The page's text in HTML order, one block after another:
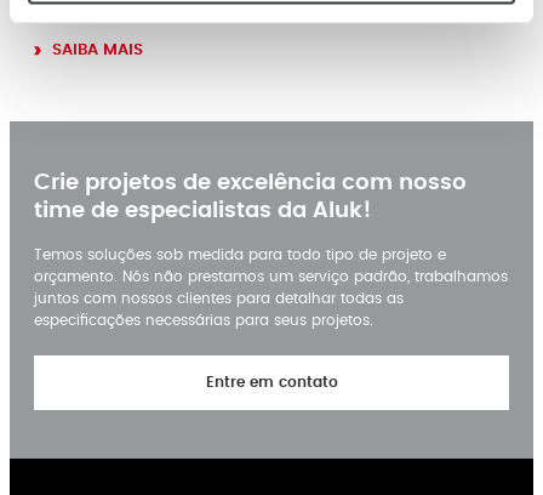
SAIBA MAIS
Crie projetos de excelência com nosso
time de especialistas da Aluk!
Temos soluções sob medida para todo tipo de projeto e
orçamento. Nós não prestamos um serviço padrão, trabalhamos
juntos com nossos clientes para detalhar todas as
especificações necessárias para seus projetos.
Entre em contato